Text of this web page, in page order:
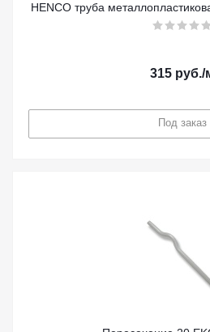
315 руб./
Под заказ